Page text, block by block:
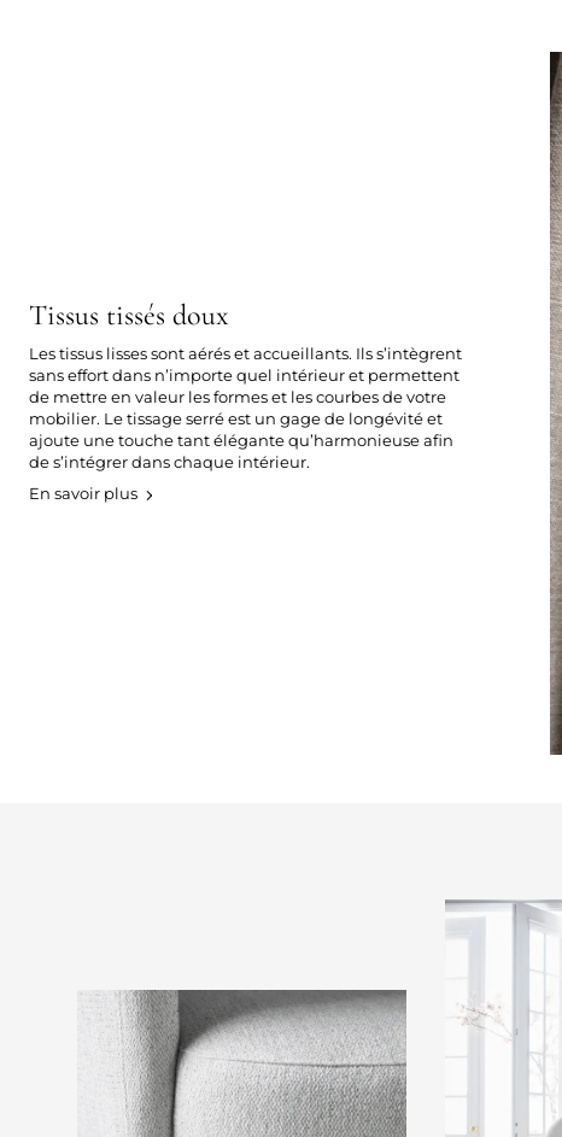
Tissus tissés doux
Les tissus lisses sont aérés et accueillants. Ils s’intègrent
sans effort dans n’importe quel intérieur et permettent
de mettre en valeur les formes et les courbes de votre
mobilier. Le tissage serré est un gage de longévité et
ajoute une touche tant élégante qu’harmonieuse afin
de s’intégrer dans chaque intérieur.
En savoir plus